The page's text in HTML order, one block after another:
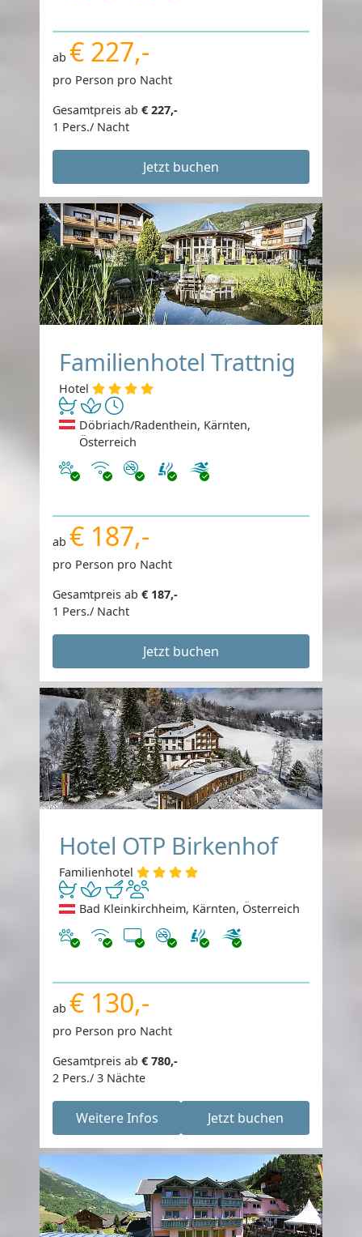
ab € 227,-
pro Person pro Nacht
Gesamtpreis ab € 227,-
1 Pers./ Nacht
Jetzt buchen
Familienhotel Trattnig
Hotel
Döbriach/Radenthein, Kärnten,
Österreich
Haustiere erlaubt
InternetNichtraucher
ab € 187,-
pro Person pro Nacht
Gesamtpreis ab € 187,-
1 Pers./ Nacht
Jetzt buchen
Hotel OTP Birkenhof
Familienhotel
Bad Kleinkirchheim, Kärnten, Österreich
Haustiere erlaubt
Internet
TV Nichtraucher
ab € 130,-
pro Person pro Nacht
Gesamtpreis ab € 780,-
2 Pers./ 3 Nächte
Weitere Infos Jetzt buchen